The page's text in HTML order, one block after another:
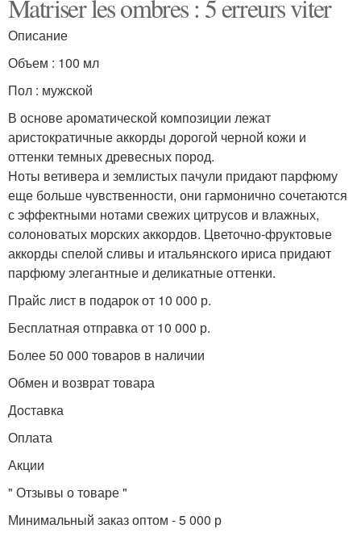
Matriser les ombres : 5 erreurs viter
Описание
Объем : 100 мл
Пол : мужской
В основе ароматической композиции лежат
аристократичные аккорды дорогой черной кожи и
оттенки темных древесных пород.
Ноты ветивера и землистых пачули придают парфюму
еще больше чувственности, они гармонично сочетаются
с эффектными нотами свежих цитрусов и влажных,
солоноватых морских аккордов. Цветочно-фруктовые
аккорды спелой сливы и итальянского ириса придают
парфюму элегантные и деликатные оттенки.
Прайс лист в подарок от 10 000 р.
Бесплатная отправка от 10 000 р.
Более 50 000 товаров в наличии
Обмен и возврат товара
Доставка
Оплата
Акции
" Отзывы о товаре "
Минимальный заказ оптом - 5 000 р